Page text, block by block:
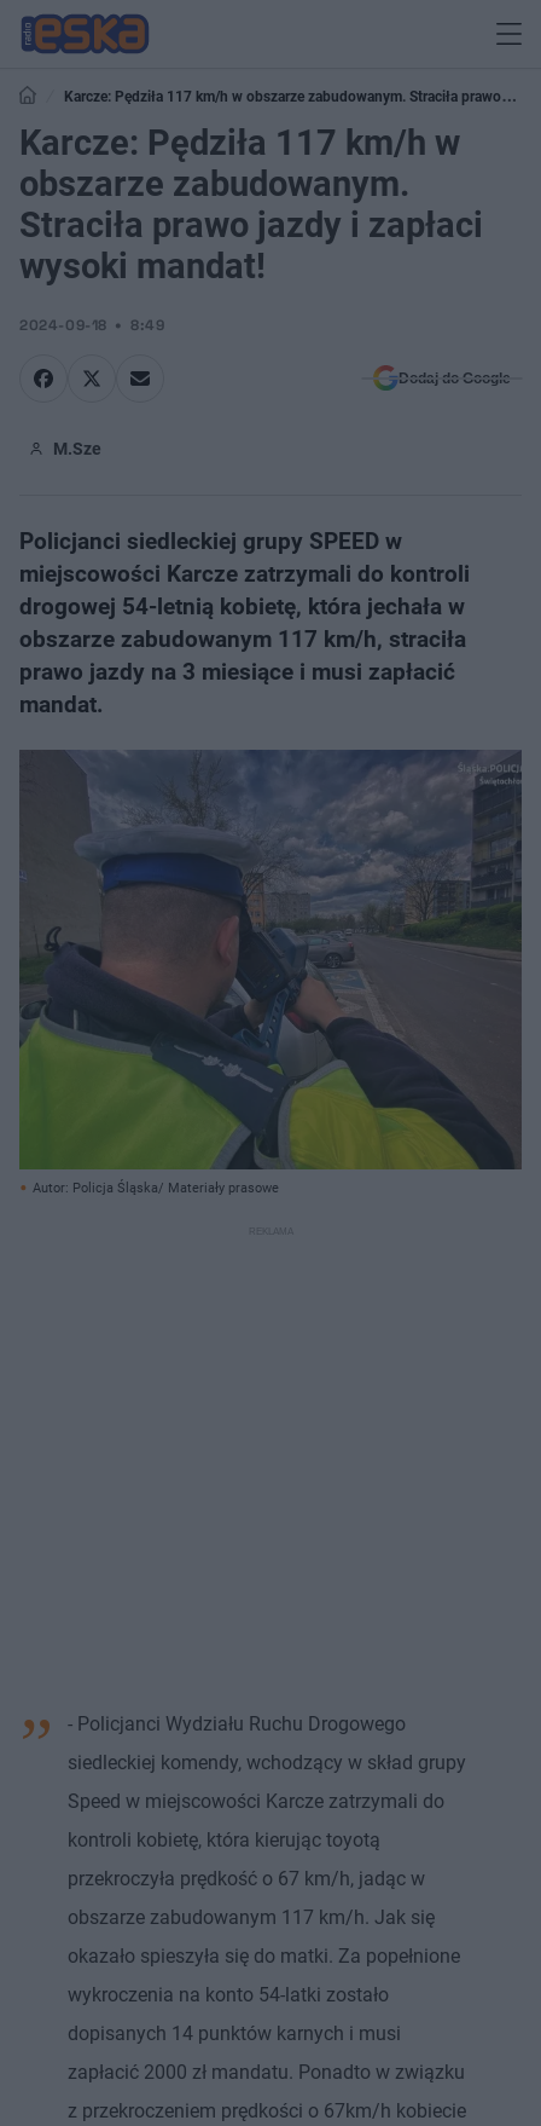
Karcze: Pędziła 117 km/h w obszarze zabudowanym. Straciła prawo
jazdy i zapłaci wysoki mandat!
Karcze: Pędziła 117 km/h w
obszarze zabudowanym.
Straciła prawo jazdy i zapłaci
wysoki mandat!
2024-09-18 8:49
Dodaj do Google
M.Sze
Policjanci siedleckiej grupy SPEED w
miejscowości Karcze zatrzymali do kontroli
drogowej 54-letnią kobietę, która jechała w
obszarze zabudowanym 117 km/h, straciła
prawo jazdy na 3 miesiące i musi zapłacić
mandat.
Autor: Policja Śląska/ Materiały prasowe
- Policjanci Wydziału Ruchu Drogowego
siedleckiej komendy, wchodzący w skład grupy
Speed w miejscowości Karcze zatrzymali do
kontroli kobietę, która kierując toyotą
przekroczyła prędkość o 67 km/h, jadąc w
obszarze zabudowanym 117 km/h. Jak się
okazało spieszyła się do matki. Za popełnione
wykroczenia na konto 54-latki zostało
dopisanych 14 punktów karnych i musi
zapłacić 2000 zł mandatu. Ponadto w związku
z przekroczeniem prędkości o 67km/h kobiecie